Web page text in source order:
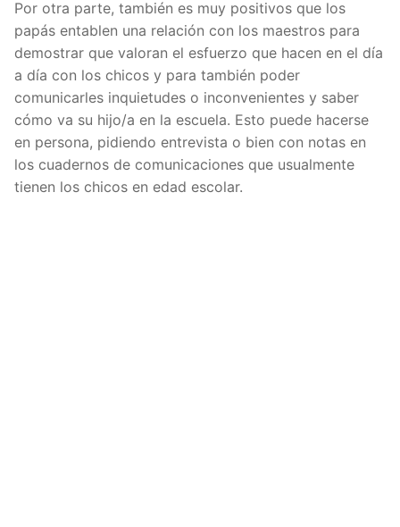
Por otra parte, también es muy positivos que los
papás entablen una relación con los maestros para
demostrar que valoran el esfuerzo que hacen en el día
a día con los chicos y para también poder
comunicarles inquietudes o inconvenientes y saber
cómo va su hijo/a en la escuela. Esto puede hacerse
en persona, pidiendo entrevista o bien con notas en
los cuadernos de comunicaciones que usualmente
tienen los chicos en edad escolar.